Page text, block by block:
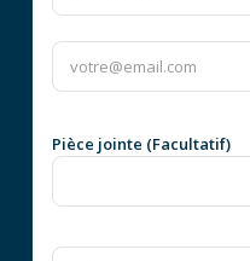
Pièce jointe (Facultatif)